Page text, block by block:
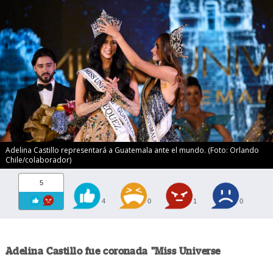
Adelina Castillo representará a Guatemala ante el mundo. (Foto: Orlando
Chile/colaborador)
5
4 0 1 0
Adelina Castillo fue coronada "Miss Universe